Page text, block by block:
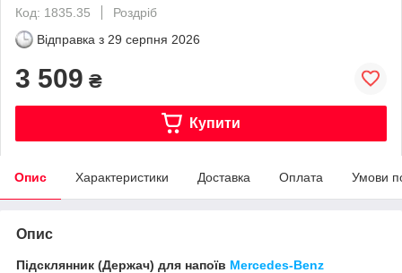
Код: 1835.35
Роздріб
Відправка з 29 серпня 2026
3 509 ₴
Купити
Опис Характеристики Доставка Оплата Умови
Опис
Підсклянник (Держач) для напоїв Mercedes-Benz